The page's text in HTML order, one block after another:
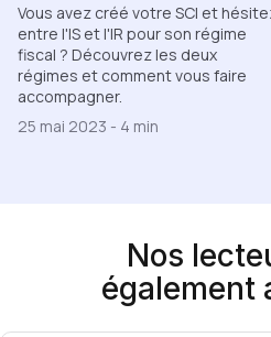
Vous avez créé votre SCI et
entre l'IS et l'IR pour son régime
fiscal ? Découvrez les deux
régimes et comment vous faire
accompagner.
25 mai 2023 - 4 min
Nos
également